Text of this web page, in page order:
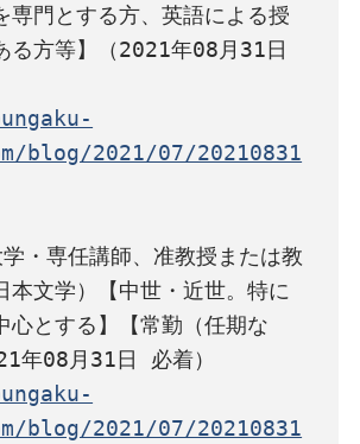
専門とする方、英語による授
る方等】（2021年08月31日
blog/2021/07/20210831
・専任講師、准教授または教
本文学）【中世・近世。特に
心とする】【常勤（任期な
blog/2021/07/20210831